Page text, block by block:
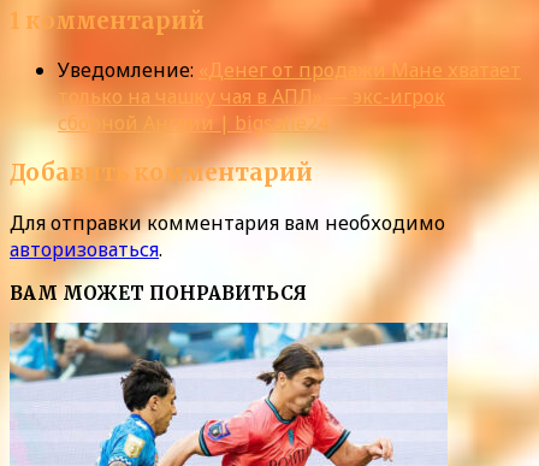
1 комментарий
Уведомление: «Денег от продажи Мане хватает
только на чашку чая в АПЛ» — экс-игрок
сборной Англии | bigsalle24
Добавить комментарий
Для отправки комментария вам необходимо
авторизоваться.
ВАМ МОЖЕТ ПОНРАВИТЬСЯ